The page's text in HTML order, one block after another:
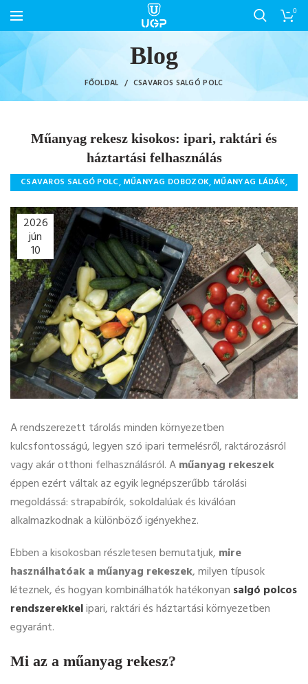
0
Blog
FŐOLDAL CSAVAROS SALGÓ POLC
Műanyag rekesz kisokos: ipari, raktári és
háztartási felhasználás
CSAVAROS SALGÓ POLC, MŰANYAG DOBOZOK, MŰANYAG LÁDÁK,
2026
jún
10
A rendszerezett tárolás minden környezetben
kulcsfontosságú, legyen szó ipari termelésről, raktározásról
vagy akár otthoni felhasználásról. Aműanyag rekeszek
éppen ezért váltak az egyik legnépszerűbb tárolási
megoldássá: strapabírók, sokoldalúak és kiválóan
alkalmazkodnak a különböző igényekhez.
Ebben a kisokosban részletesen bemutatjuk, mire
használhatóak a műanyag rekeszek, milyen típusok
léteznek, és hogyan kombinálhatók hatékonyan salgó polcos
rendszerekkelipari, raktári és háztartási környezetben
egyaránt.
Mi az a műanyag rekesz?